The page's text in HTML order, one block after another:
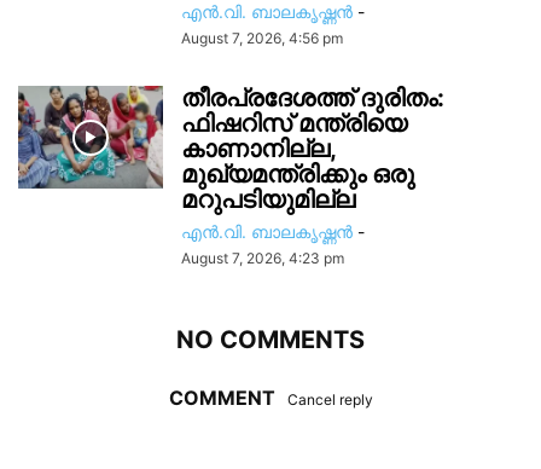
എൻ.വി. ബാലകൃഷ്ണൻ -
August 7, 2026, 4:56 pm
തീരപ്രദേശത്ത് ദുരിതം:
ഫിഷറിസ്‌ മന്ത്രിയെ
കാണാനില്ല,
മുഖ്യമന്ത്രിക്കും ഒരു
മറുപടിയുമില്ല
എൻ.വി. ബാലകൃഷ്ണൻ -
August 7, 2026, 4:23 pm
NO COMMENTS
COMMENT Cancel reply